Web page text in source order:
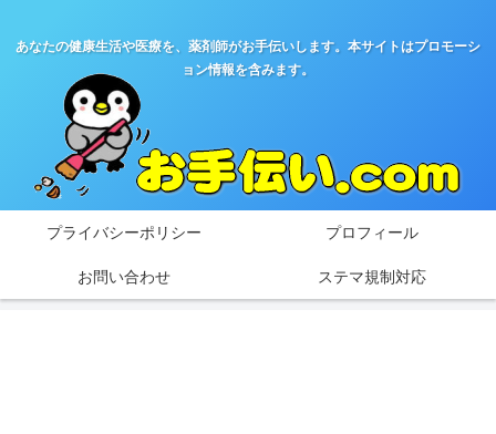
あなたの健康生活や医療を、薬剤師がお手伝いします。本サイトはプロモーシ
ョン情報を含みます。
プライバシーポリシー プロフィール
お問い合わせ ステマ規制対応